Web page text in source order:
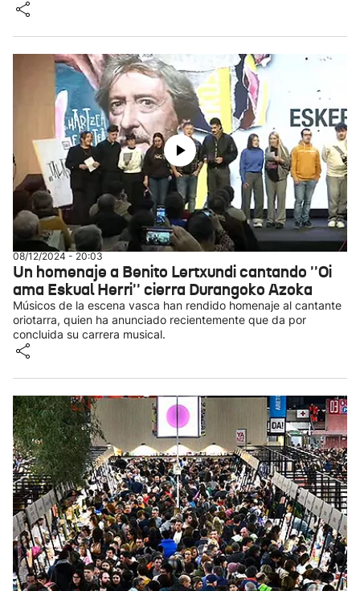
08/12/2024 - 20:03
Un homenaje a Benito Lertxundi cantando ''Oi
ama Eskual Herri'' cierra Durangoko Azoka
Músicos de la escena vasca han rendido homenaje al cantante
oriotarra, quien ha anunciado recientemente que da por
concluida su carrera musical.